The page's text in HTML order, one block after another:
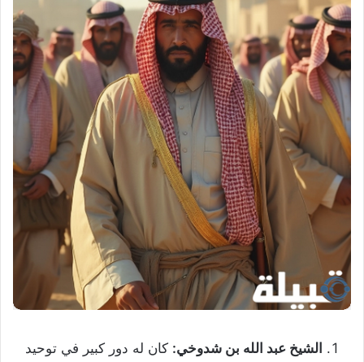
الشيخ عبد الله بن شدوخي: كان له دور كبير في توحيد